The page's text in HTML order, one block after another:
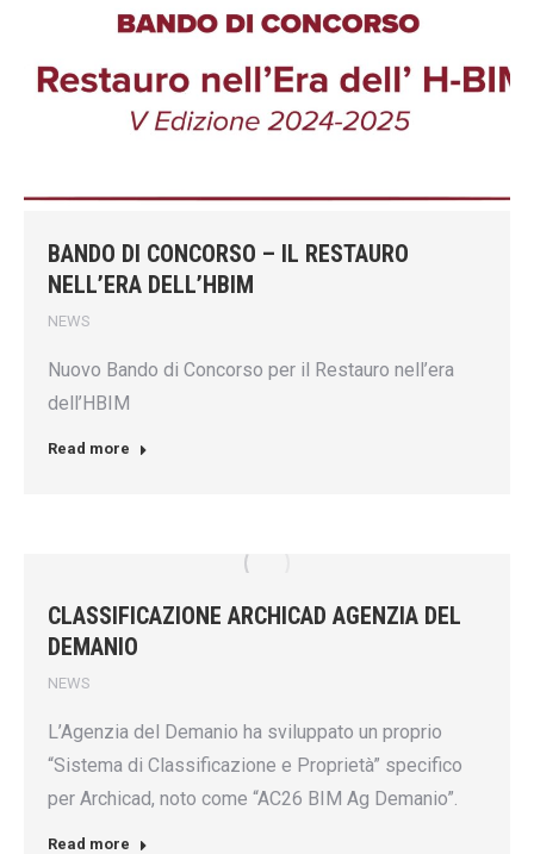
BANDO DI CONCORSO – IL RESTAURO
NELL’ERA DELL’HBIM
NEWS
Nuovo Bando di Concorso per il Restauro nell’era
dell’HBIM
Read more
CLASSIFICAZIONE ARCHICAD AGENZIA DEL
DEMANIO
NEWS
L’Agenzia del Demanio ha sviluppato un proprio
“Sistema di Classificazione e Proprietà” specifico
per Archicad, noto come “AC26 BIM Ag Demanio”.
Read more